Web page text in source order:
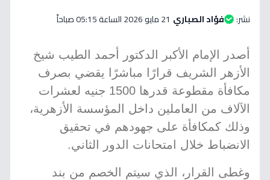
نشر: فؤاد الصباري 21 مايو 2026 الساعة 05:15 صباحاً
أصدر الإمام الأكبر الدكتور أحمد الطيب شيخ
الأزهر الشريف قرارًا مباشرًا يقضي بصرف
مكافأة مقطوعة قدرها 1500 جنيه لعشرات
الآلاف من العاملين داخل المؤسسة الأزهرية،
وذلك كمكافأة على جهودهم في تحقيق
الانضباط خلال امتحانات الدور الثاني.
وغطى القرار، الذي سيتم الخصم من بند